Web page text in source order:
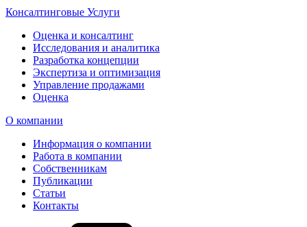
Консалтинговые Услуги
Оценка и консалтинг
Исследования и аналитика
Разработка концепции
Экспертиза и оптимизация
Управление продажами
Оценка
О компании
Информация о компании
Работа в компании
Собственникам
Публикации
Статьи
Контакты